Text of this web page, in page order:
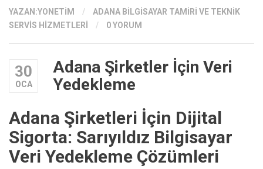
YAZAN:YONETIM /
ADANA BILGISAYAR TAMIRI VE TEKNIK
SERVIS HIZMETLERI
/ 0 YORUM
30
OCA
Adana Şirketler İçin Veri
Yedekleme
Adana Şirketleri İçin Dijital
Sigorta: Sarıyıldız Bilgisayar
Veri Yedekleme Çözümleri